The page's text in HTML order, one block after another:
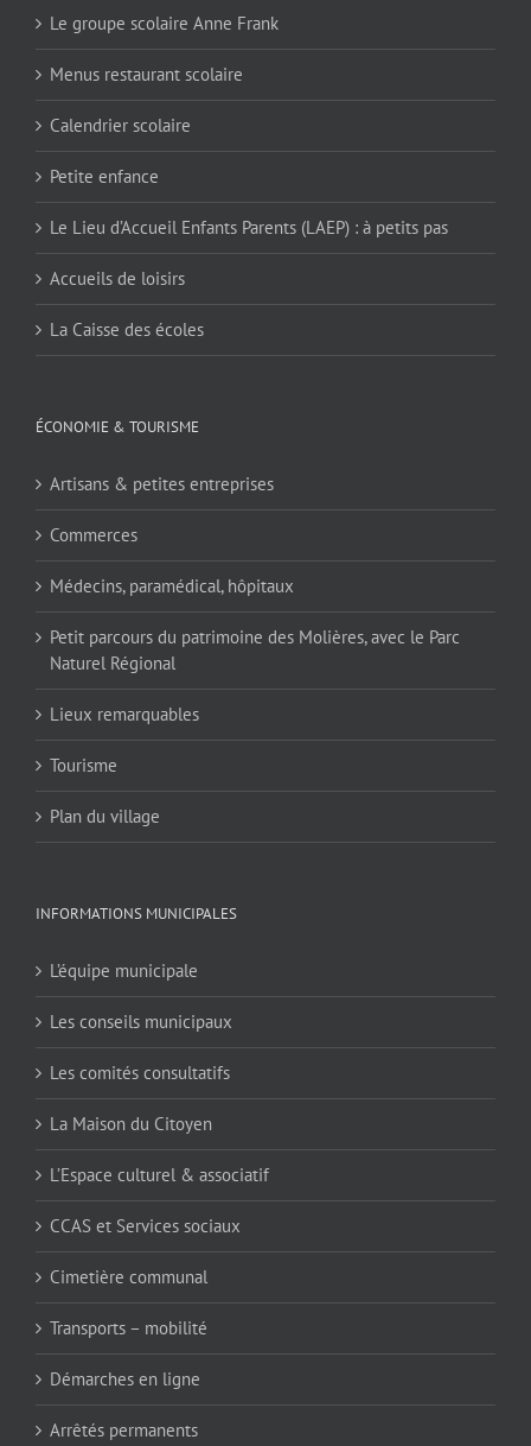
Le groupe scolaire Anne Frank
Menus restaurant scolaire
Calendrier scolaire
Petite enfance
Le Lieu d’Accueil Enfants Parents (LAEP) : à petits pas
Accueils de loisirs
La Caisse des écoles
ÉCONOMIE & TOURISME
Artisans & petites entreprises
Commerces
Médecins, paramédical, hôpitaux
Petit parcours du patrimoine des Molières, avec le Parc
Naturel Régional
Lieux remarquables
Tourisme
Plan du village
INFORMATIONS MUNICIPALES
L’équipe municipale
Les conseils municipaux
Les comités consultatifs
La Maison du Citoyen
L’Espace culturel & associatif
CCAS et Services sociaux
Cimetière communal
Transports – mobilité
Démarches en ligne
Arrêtés permanents